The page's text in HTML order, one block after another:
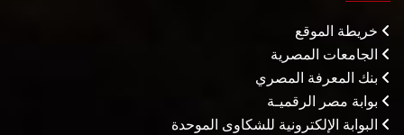
خريطة الموقع
الجامعات المصرية
بنك المعرفة المصري
بوابة مصر الرقميـة
البوابة الإلكترونية للشكاوى الموحدة